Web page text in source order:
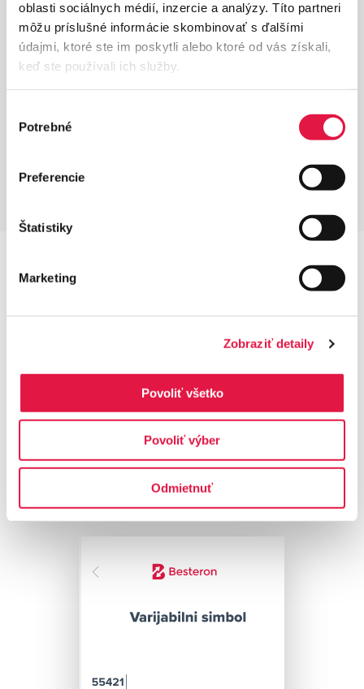
oblasti sociálnych médií, inzercie a analýzy. Títo partneri
môžu príslušné informácie skombinovať s ďalšími
údajmi, ktoré ste im poskytli alebo ktoré od vás získali,
keď ste používali ich služby.
súhlasu
Potrebné
Preferencie
Štatistiky
Marketing
Zobraziť detaily
Povoliť všetko
Povoliť výber
Odmietnuť
Poziv na broj (Sklic)
Dodijelite transakciji poziv na broj. Kupci mogu platiti
za online plaćanjem. Poziv na broj se ispisuje na
potvrdi, koju možete jednostavno koristiti u